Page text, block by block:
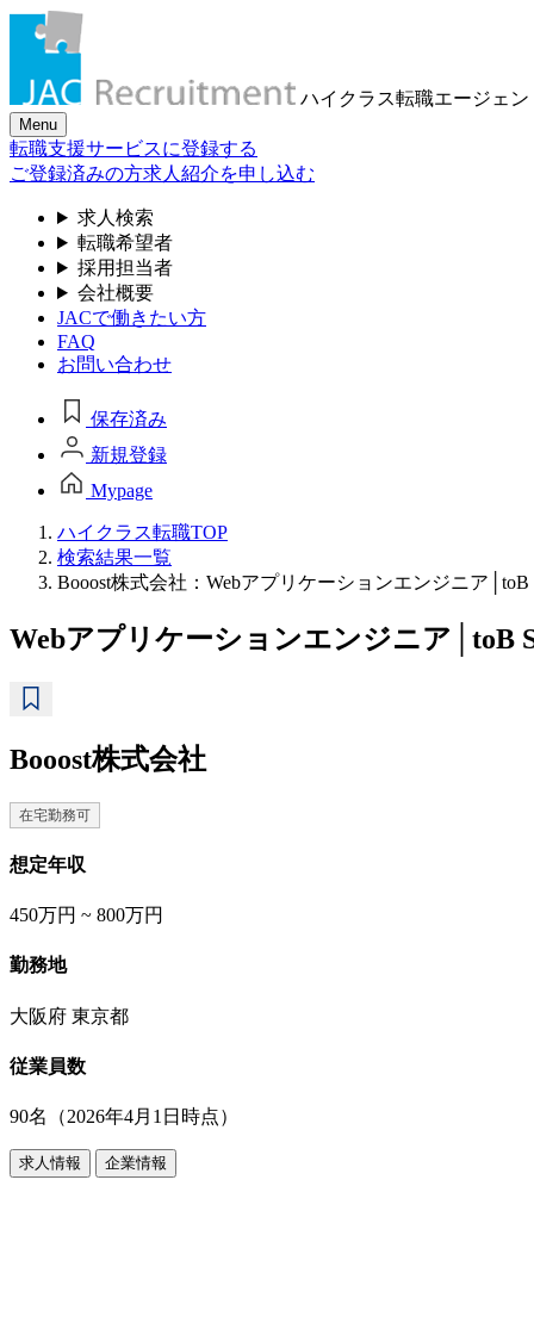
ハイクラス転職エージェン
Menu
転職支援サービスに登録する
ご登録済みの方求人紹介を申し込む
求人検索
転職希望者
採用担当者
会社概要
JACで働きたい方
FAQ
お問い合わせ
保存済み
新規登録
Mypage
ハイクラス転職TOP
検索結果一覧
Booost株式会社：Webアプリケーションエンジニア
Webアプリケーションエンジニア│toB
Booost株式会社
在宅勤務可
想定年収
450万円 ~ 800万円
勤務地
大阪府 東京都
従業員数
90名（2026年4月1日時点）
求人情報 企業情報